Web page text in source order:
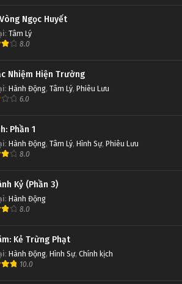
Ngọc Huyết
: Tâm Lý
8.0
Nhiệm Hiện Trường
: Hành Động, Tâm Lý, Phiêu Lưu
6.0
Phần 1
: Hành Động, Tâm Lý, Hình Sự, Phiêu Lưu
8.0
Kỷ (Phần 3)
: Hành Động
8.0
Kẻ Trừng Phạt
: Hành Động, Hình Sự, Chính kịch
10.0